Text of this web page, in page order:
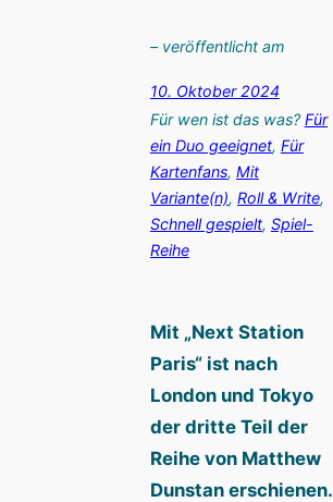
– veröffentlicht am
10. Oktober 2024
Für wen ist das was?Für
ein Duo geeignet, Für
Kartenfans, Mit
Variante(n), Roll & Write
Schnell gespielt, Spiel-
Reihe
Mit „Next Station
Paris“ ist nach
London und Tokyo
der dritte Teil der
Reihe von Matthew
Dunstan erschienen.